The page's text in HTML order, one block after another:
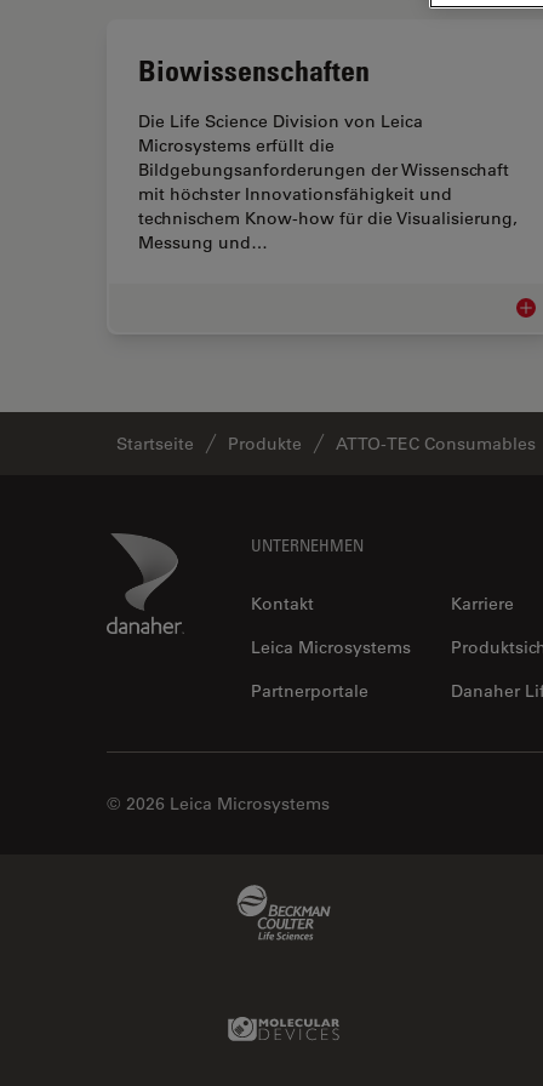
Biowissenschaften
Die Life Science Division von Leica
Microsystems erfüllt die
Bildgebungsanforderungen der Wissenschaft
mit höchster Innovationsfähigkeit und
technischem Know-how für die Visualisierung,
Messung und…
Startseite Produkte ATTO-TEC Consumables
Danaher Logo UNTERNEHMEN
Kontakt
Karriere
Leica Microsystems
Partnerportale
Danaher
© 2026 Leica Microsystems
Molecular Devices Link